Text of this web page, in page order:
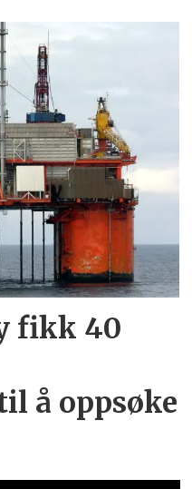
fikk 40
å oppsøke